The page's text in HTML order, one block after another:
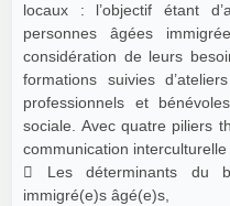
locaux : l’objectif étant
personnes âgées
considération de leurs
formations suivies
professionnels et
sociale. Avec quatre piliers
communication interculturelle
 Les déterminants du
immigré(e)s âgé(e)s,